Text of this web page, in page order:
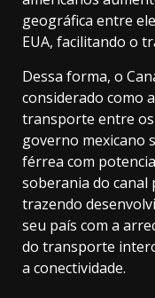
geográfica entre
EUA, facilitando o
Dessa forma, o
considerado como
transporte entre os
governo mexicano
férrea com
soberania do canal
trazendo
seu país com a
do transporte
a conectividade.